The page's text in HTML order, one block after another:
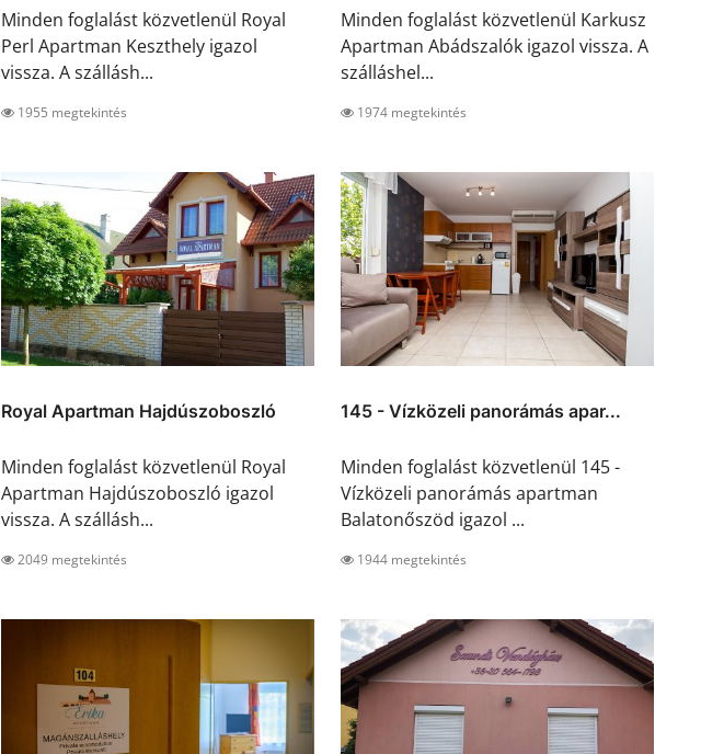
Minden foglalást közvetlenül Royal
Perl Apartman Keszthely igazol
vissza. A szállásh...
1955 megtekintés
Minden foglalást közvetlenül Karkusz
Apartman Abádszalók igazol vissza. A
szálláshel...
1974 megtekintés
Royal Apartman Hajdúszoboszló
Minden foglalást közvetlenül Royal
Apartman Hajdúszoboszló igazol
vissza. A szállásh...
2049 megtekintés
145 - Vízközeli panorámás apar...
Minden foglalást közvetlenül 145 -
Vízközeli panorámás apartman
Balatonőszöd igazol ...
1944 megtekintés